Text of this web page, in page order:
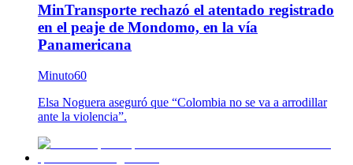
MinTransporte rechazó el atentado registrado
en el peaje de Mondomo, en la vía
Panamericana
Minuto60
Elsa Noguera aseguró que “Colombia no se va a arrodillar
ante la violencia”.